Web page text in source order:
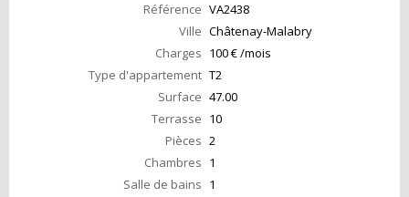
Référence VA2438
Ville Châtenay-Malabry
Charges 100 € /mois
Type d'appartement T2
Surface 47.00
Terrasse 10
Pièces 2
Chambres 1
Salle de bains 1